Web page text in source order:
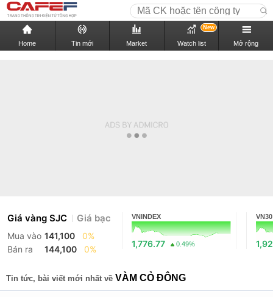
Home Tin mới Market Watch list
New
Mở rộng
Giá vàng SJC Giá bạc
Mua vào 141,100
0%
Bán ra
144,100 0%
VNINDEX
1,776.77 0.49%
VN30
Tin tức, bài viết mới nhất về VÀM CỎ ĐÔNG